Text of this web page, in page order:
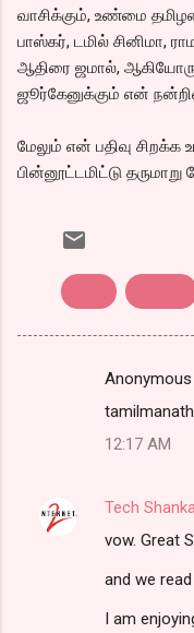
வாசிக்கும், உண்மை
பாஸ்கர், டமில் சினிமா,
ஆதிரை ஜமால்,
ஜூர்கேனுக்கும் என்
மேலும் என் பதிவு
பின்னூட்டமிட்டு
e
Anonymous
12:17 AM
Tech
vow. Great
and we
I am